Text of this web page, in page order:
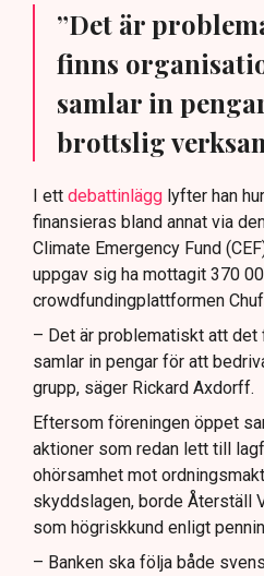
”Det är
finns
samlar in
brottslig
I ett debattinlägg lyfter han
finansieras bland annat via
Climate Emergency Fund
uppgav sig ha mottagit 370
crowdfundingplattformen
– Det är problematiskt att
samlar in pengar för att
grupp, säger Rickard Axdorff.
Eftersom föreningen öppet
aktioner som redan lett till
ohörsamhet mot
skyddslagen, borde Återställ
som högriskkund enligt
– Banken ska följa både